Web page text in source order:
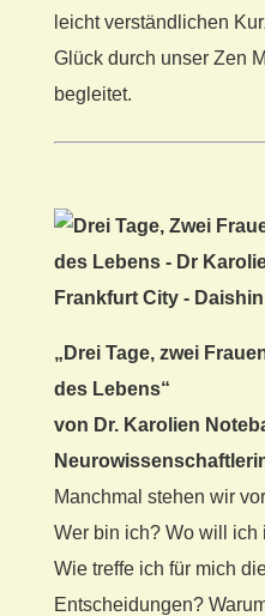
leicht verständlichen
Glück durch unser Zen
begleitet.
„Drei Tage, zwei
des Lebens“
von Dr. Karolien
Manchmal stehen wir
Wer bin ich? Wo will
Wie treffe ich für mich
Entscheidungen?